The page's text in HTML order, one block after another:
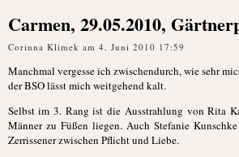
Carmen, 29.05.2010,
Corinna Klimek am 4. Juni 2010 17:59
Manchmal vergesse ich zwischendurch, wie sehr
der BSO lässt mich weitgehend kalt.
Selbst im 3. Rang ist die Ausstrahlung von Rita
Männer zu Füßen liegen. Auch Stefanie
Zerrissener zwischen Pflicht und Liebe.